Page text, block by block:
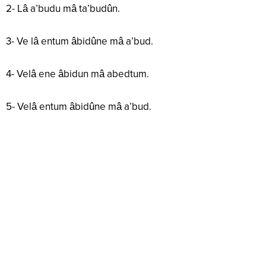
2- Lâ a’budu mâ ta’budûn.
3- Ve lâ entum âbidûne mâ a’bud.
4- Velâ ene âbidun mâ abedtum.
5- Velâ entum âbidûne mâ a’bud.